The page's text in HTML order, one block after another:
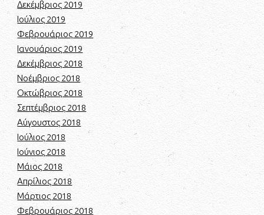
Δεκέμβριος 2019
Ιούλιος 2019
Φεβρουάριος 2019
Ιανουάριος 2019
Δεκέμβριος 2018
Νοέμβριος 2018
Οκτώβριος 2018
Σεπτέμβριος 2018
Αύγουστος 2018
Ιούλιος 2018
Ιούνιος 2018
Μάιος 2018
Απρίλιος 2018
Μάρτιος 2018
Φεβρουάριος 2018